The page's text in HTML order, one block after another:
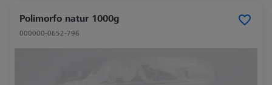
Polimorfo natur 1000g
000000-0652-796